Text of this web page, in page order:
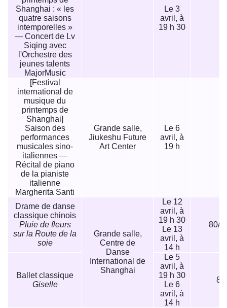
Shanghai : « les
quatre saisons
intemporelles »
— Concert de Lv
Siqing avec
l'Orchestre des
jeunes talents
MajorMusic
Le 3
avril, à
19 h 30
[Festival
international de
musique du
printemps de
Shanghai]
Saison des
performances
musicales sino-
italiennes —
Récital de piano
de la pianiste
italienne
Margherita Santi
Grande salle,
Jiukeshu Future
Art Center
Le 6
avril, à
19 h
Drame de danse
classique chinois
Pluie de fleurs
sur la Route de la
soie
Grande salle,
Centre de
Danse
International de
Shanghai
Le 12
avril, à
19 h 30
Le 13
avril, à
14 h
80/
Ballet classique
Giselle
Le 5
avril, à
19 h 30
Le 6
avril, à
14 h